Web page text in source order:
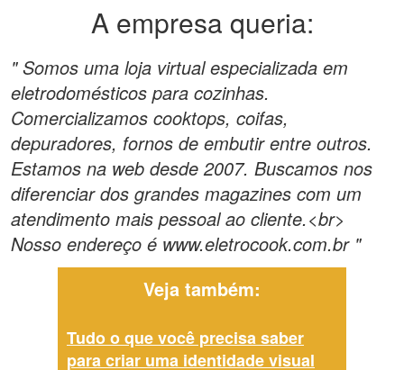
A empresa queria:
" Somos uma loja virtual especializada em
eletrodomésticos para cozinhas.
Comercializamos cooktops, coifas,
depuradores, fornos de embutir entre outros.
Estamos na web desde 2007. Buscamos nos
diferenciar dos grandes magazines com um
atendimento mais pessoal ao cliente.<br>
Nosso endereço é www.eletrocook.com.br "
Veja também:
Tudo o que você precisa saber
para criar uma identidade visual